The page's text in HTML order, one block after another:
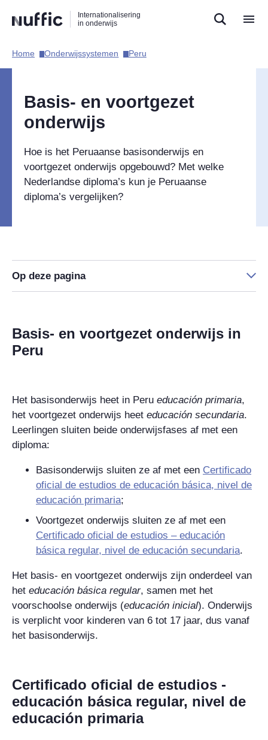
naar
zoekfunctie
naar
hoofdnavigatie
naar
inhoud
Internationalisering
in onderwijs
Hoofdnavigatie
Home​ Onderwijssystemen​ Peru​
Basis- en voortgezet
onderwijs
Hoe is het Peruaanse basisonderwijs en
voortgezet onderwijs opgebouwd? Met welke
Nederlandse diploma’s kun je Peruaanse
diploma’s vergelijken?
Op deze pagina
Basis- en voortgezet onderwijs in
Peru
Het basisonderwijs heet in Peru educación primaria,
het voortgezet onderwijs heet educación secundaria.
Leerlingen sluiten beide onderwijsfases af met een
diploma:
Basisonderwijs sluiten ze af met een Certificado
oficial de estudios de educación básica, nivel de
educación primaria;
Voortgezet onderwijs sluiten ze af met een
Certificado oficial de estudios – educación
básica regular, nivel de educación secundaria.
Het basis- en voortgezet onderwijs zijn onderdeel van
het educación básica regular, samen met het
voorschoolse onderwijs (educación inicial). Onderwijs
is verplicht voor kinderen van 6 tot 17 jaar, dus vanaf
het basisonderwijs.
Certificado oficial de estudios -
educación básica regular, nivel de
educación primaria